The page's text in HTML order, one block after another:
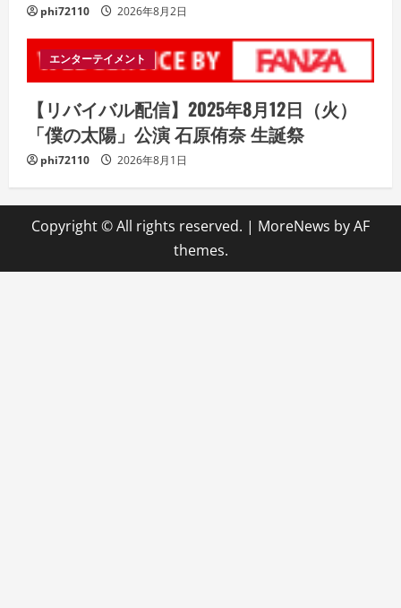
phi72110 2026年8月2日
エンターテイメント
【リバイバル配信】2025年8月12日（火）
「僕の太陽」公演 石原侑奈 生誕祭
phi72110 2026年8月1日
Copyright © All rights reserved. | MoreNews by AF
themes.